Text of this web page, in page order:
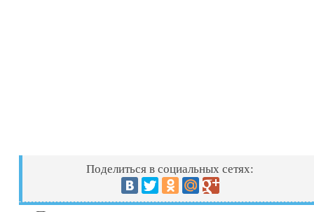
Поделиться в социальных сетях: